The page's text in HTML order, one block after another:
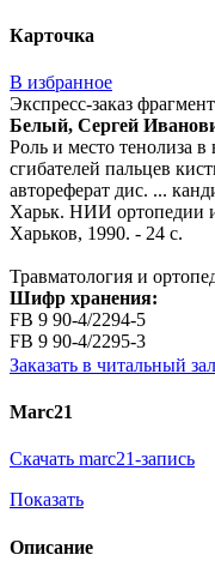
Карточка
В избранное
Экспресс-заказ
Белый, Сергей
Роль и место тенолиза
сгибателей пальцев
автореферат дис. ...
Харьк. НИИ ортопедии
Харьков, 1990. - 24 с.
Травматология и
Шифр хранения:
FB 9 90-4/2294-5
FB 9 90-4/2295-3
Заказать в читальный зал
Marc21
Скачать marc21-запись
Показать
Описание